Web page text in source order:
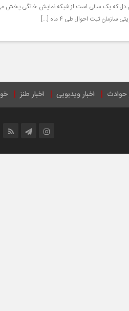
دل که یک سالی است از شبکه نمایش خانگی پخش
ثبت احوال طی ۴ ماه [...]
حوادث اخبار ویدیویی اخبار طنز